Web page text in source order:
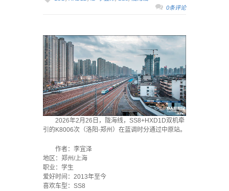
0条评论
2026年2月26日，陇海线，SS8+HXD1D双机牵
引的K8006次（洛阳-郑州）在蓝调时分通过中原站。
作者：李宜泽
地区：郑州/上海
职业：学生
爱好时间：2013年至今
喜欢车型：SS8